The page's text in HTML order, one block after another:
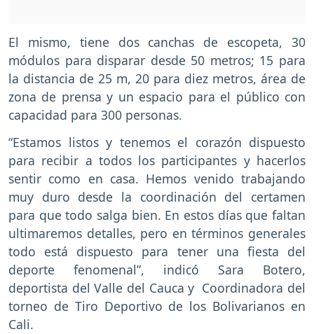
El mismo, tiene dos canchas de escopeta, 30
módulos para disparar desde 50 metros; 15 para
la distancia de 25 m, 20 para diez metros, área de
zona de prensa y un espacio para el público con
capacidad para 300 personas.
“Estamos listos y tenemos el corazón dispuesto
para recibir a todos los participantes y hacerlos
sentir como en casa. Hemos venido trabajando
muy duro desde la coordinación del certamen
para que todo salga bien. En estos días que faltan
ultimaremos detalles, pero en términos generales
todo está dispuesto para tener una fiesta del
deporte fenomenal”, indicó Sara Botero,
deportista del Valle del Cauca y Coordinadora del
torneo de Tiro Deportivo de los Bolivarianos en
Cali.